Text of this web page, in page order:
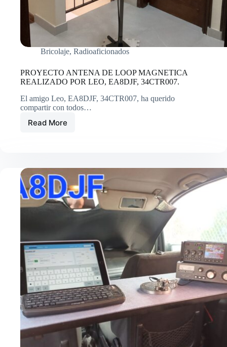
Bricolaje, Radioaficionados
PROYECTO ANTENA DE LOOP MAGNETICA
REALIZADO POR LEO, EA8DJF, 34CTR007.
El amigo Leo, EA8DJF, 34CTR007, ha querido
compartir con todos…
Read MorePROYECTO
REALIZADO
POR
LEO,
EA8DJF,
34CTR007.